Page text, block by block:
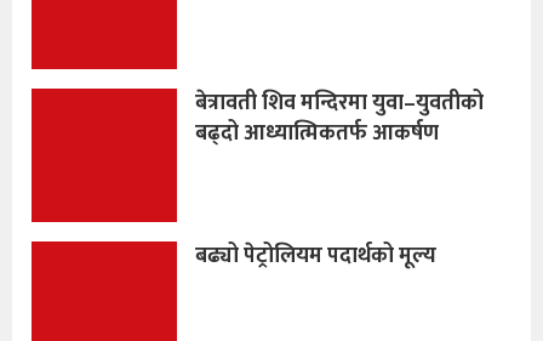
बेत्रावती शिव मन्दिरमा युवा–युवतीको
बढ्दो आध्यात्मिकतर्फ आकर्षण
बढ्यो पेट्रोलियम पदार्थको मूल्य